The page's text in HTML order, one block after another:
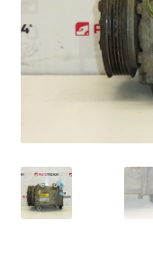
Płatności
Polityka prywatności
Skarga